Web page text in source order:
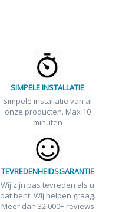
SIMPELE INSTALLATIE
Simpele installatie van al
onze producten. Max 10
minuten
TEVREDENHEIDSGARANTIE
Wij zijn pas tevreden als u
dat bent. Wij helpen graag.
Meer dan 32.000+ reviews